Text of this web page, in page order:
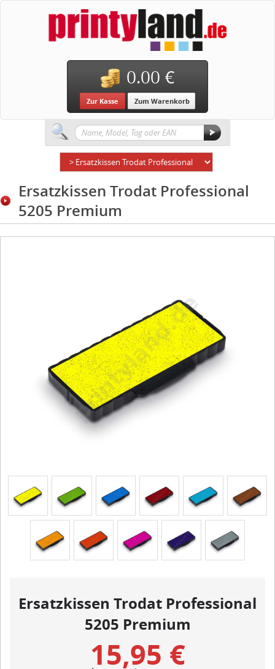
0.00 €
Zur Kasse Zum Warenkorb
Ersatzkissen Trodat Professional
5205 Premium
Ersatzkissen Trodat Professional
5205 Premium
15,95 €